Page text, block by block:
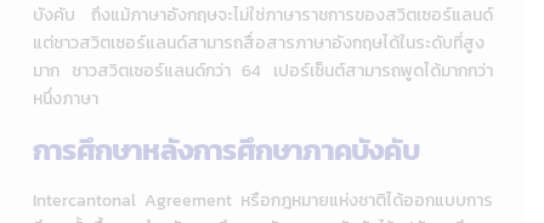
บังคับ ถึงแม้ภาษาอังกฤษจะไม่ใช่ภาษาราชการของสวิตเซอร์แลนด์
แต่ชาวสวิตเซอร์แลนด์สามารถสื่อสารภาษาอังกฤษได้ในระดับที่สูง
มาก ชาวสวิตเซอร์แลนด์กว่า 64 เปอร์เซ็นต์สามารถพูดได้มากกว่า
หนึ่งภาษา
การศึกษาหลังการศึกษาภาคบังคับ
Intercantonal Agreement หรือกฎหมายแห่งชาติได้ออกแบบการ